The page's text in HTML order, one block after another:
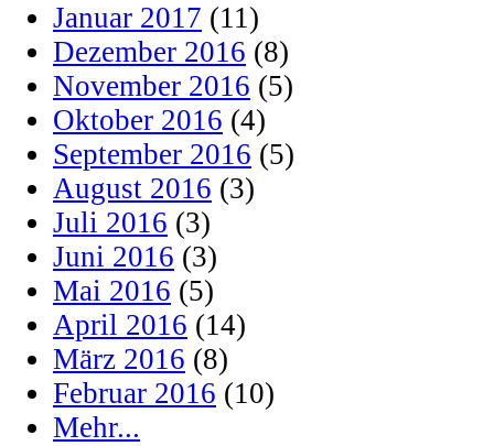
Januar 2017 (11)
Dezember 2016 (8)
November 2016 (5)
Oktober 2016 (4)
September 2016 (5)
August 2016 (3)
Juli 2016 (3)
Juni 2016 (3)
Mai 2016 (5)
April 2016 (14)
März 2016 (8)
Februar 2016 (10)
Mehr...